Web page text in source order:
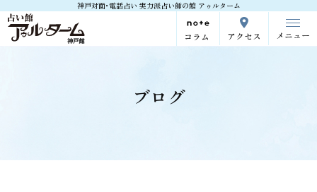
神戸対面･電話占い 実力派占い師の館 アゥルターム
コラム アクセス メニュー
ブログ